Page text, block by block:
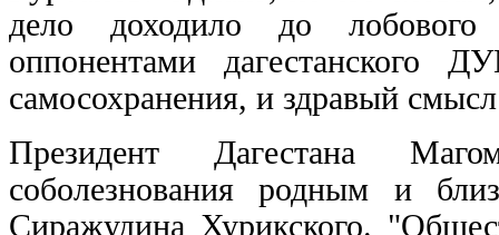
дело доходило до
оппонентами дагестанского
самосохранения, и здравый
Президент Дагестана
соболезнования родным и
Сиражудина Хурикского.